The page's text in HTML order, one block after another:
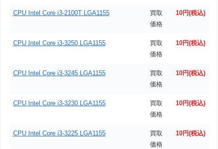
CPU Intel Core i3-2100T LGA1155
買取
価格
10円(税込)
CPU Intel Core i3-3250 LGA1155
買取
価格
10円(税込)
CPU Intel Core i3-3245 LGA1155
買取
価格
10円(税込)
CPU Intel Core i3-3230 LGA1155
買取
価格
10円(税込)
CPU Intel Core i3-3225 LGA1155
買取
価格
10円(税込)